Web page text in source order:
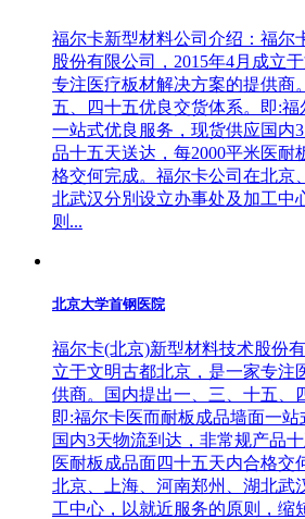
福尔卡新型材料公司介绍：福尔
股份有限公司，2015年4月成立
专注医疗板材解决方案的提供商
五、四十五优良交货体系。即:
一站式优良服务，现货供应国内
品十五天送达，每2000平米医耐
格交何完成。福尔卡公司在北京
北武汉分別设立办事处及加工中
则...
北京大学首钢医院
福尔卡(北京)新型材料技术股份
立于文明古都北京，是一家专注
供商。国内提出一、三、十五、
即:福尔卡医而耐板成品墙面一
国内3天物流到达，非常规产品
医耐板成品面四十五天内合格交
北京、上海、河南郑州、湖北武
工中心，以就近服务的原则，缩